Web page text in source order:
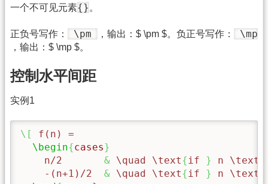
一个不可见元素{} 。
正负号写作： \pm ，输出：$ \pm $。负正号写作： \mp
，输出：$ \mp $。
控制水平间距
实例1
\[
f(n) =
\begin{cases}
    n/2
& \quad \text{if } n \text
    -(n+1)/2
& \quad \text{if } n \text